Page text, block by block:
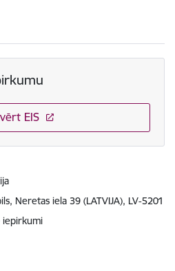
EIS
Neretas iela 39 (LATVIJA), LV-5201
iepirkumi